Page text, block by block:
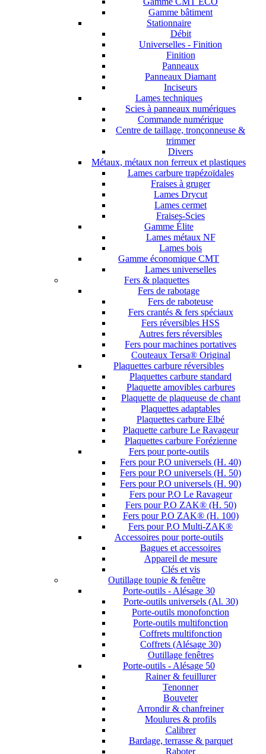
Gamme bâtiment
Stationnaire
Débit
Universelles - Finition
Finition
Panneaux
Panneaux Diamant
Inciseurs
Lames techniques
Scies à panneaux numériques
Commande numérique
Centre de taillage, tronçonneuse &
trimmer
Divers
Métaux, métaux non ferreux et plastiques
Lames carbure trapézoïdales
Fraises à gruger
Lames Drycut
Lames cermet
Fraises-Scies
Gamme Élite
Lames métaux NF
Lames bois
Gamme économique CMT
Lames universelles
Fers & plaquettes
Fers de rabotage
Fers de raboteuse
Fers crantés & fers spéciaux
Fers réversibles HSS
Autres fers réversibles
Fers pour machines portatives
Couteaux Tersa® Original
Plaquettes carbure réversibles
Plaquettes carbure standard
Plaquette amovibles carbures
Plaquette de plaqueuse de chant
Plaquettes adaptables
Plaquettes carbure Elbé
Plaquette carbure Le Ravageur
Plaquettes carbure Forézienne
Fers pour porte-outils
Fers pour P.O universels (H. 40)
Fers pour P.O universels (H. 50)
Fers pour P.O universels (H. 90)
Fers pour P.O Le Ravageur
Fers pour P.O ZAK® (H. 50)
Fers pour P.O ZAK® (H. 100)
Fers pour P.O Multi-ZAK®
Accessoires pour porte-outils
Bagues et accessoires
Appareil de mesure
Clés et vis
Outillage toupie & fenêtre
Porte-outils - Alésage 30
Porte-outils universels (Al. 30)
Porte-outils monofonction
Porte-outils multifonction
Coffrets multifonction
Coffrets (Alésage 30)
Outillage fenêtres
Porte-outils - Alésage 50
Rainer & feuillurer
Tenonner
Bouveter
Arrondir & chanfreiner
Moulures & profils
Calibrer
Bardage, terrasse & parquet
Raboter